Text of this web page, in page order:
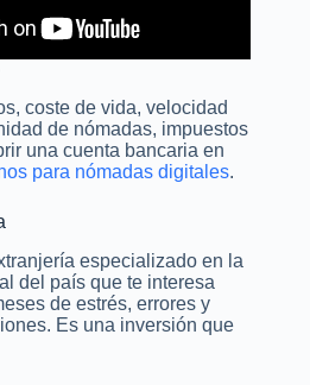
coste de vida, velocidad
de nómadas, impuestos
una cuenta bancaria en
para nómadas digitales.
especializado en la
del país que te interesa
de estrés, errores y
Es una inversión que